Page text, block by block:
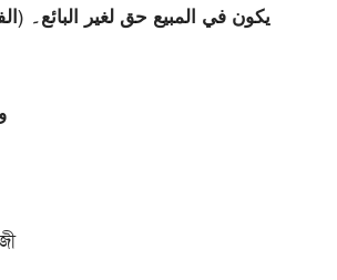
يكون في المبيع حق لغير البائع۔